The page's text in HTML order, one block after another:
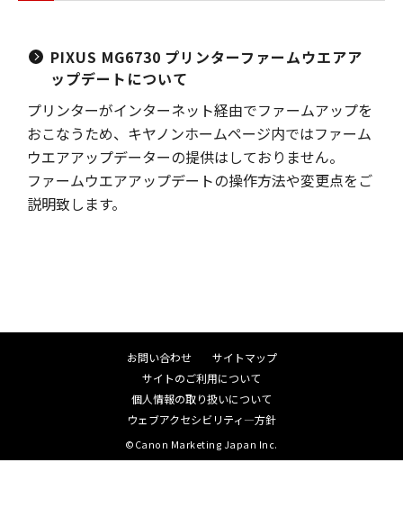
PIXUS MG6730 プリンターファームウエアア
ップデートについて
プリンターがインターネット経由でファームアップを
おこなうため、キヤノンホームページ内ではファーム
ウエアアップデーターの提供はしておりません。
ファームウエアアップデートの操作方法や変更点をご
説明致します。
お問い合わせ
サイトマップ
サイトのご利用について
個人情報の取り扱いについて
ウェブアクセシビリティ―方針
©Canon Marketing Japan Inc.